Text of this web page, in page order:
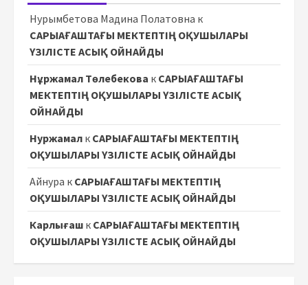
Нурымбетова Мадина Полатовна к
САРЫАҒАШТАҒЫ МЕКТЕПТІҢ ОҚУШЫЛАРЫ
ҮЗІЛІСТЕ АСЫҚ ОЙНАЙДЫ
Нұржамал Төлебекова к САРЫАҒАШТАҒЫ
МЕКТЕПТІҢ ОҚУШЫЛАРЫ ҮЗІЛІСТЕ АСЫҚ
ОЙНАЙДЫ
Нуржамал к САРЫАҒАШТАҒЫ МЕКТЕПТІҢ
ОҚУШЫЛАРЫ ҮЗІЛІСТЕ АСЫҚ ОЙНАЙДЫ
Айнура к САРЫАҒАШТАҒЫ МЕКТЕПТІҢ
ОҚУШЫЛАРЫ ҮЗІЛІСТЕ АСЫҚ ОЙНАЙДЫ
Карлығаш к САРЫАҒАШТАҒЫ МЕКТЕПТІҢ
ОҚУШЫЛАРЫ ҮЗІЛІСТЕ АСЫҚ ОЙНАЙДЫ